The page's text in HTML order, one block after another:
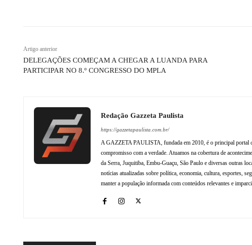
Artigo anterior
DELEGAÇÕES COMEÇAM A CHEGAR A LUANDA PARA
PARTICIPAR NO 8.º CONGRESSO DO MPLA
Redação Gazzeta Paulista
https://gazzetapaulista.com.br/
A GAZZETA PAULISTA, fundada em 2010, é o principal portal
compromisso com a verdade. Atuamos na cobertura de
da Serra, Juquitiba, Embu-Guaçu, São Paulo e diversas outras
notícias atualizadas sobre política, economia, cultura, esportes,
manter a população informada com conteúdos relevantes e